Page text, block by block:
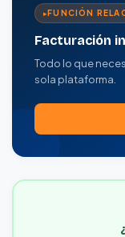
FUNCIÓN
Facturación
Todo lo que
sola plataforma.